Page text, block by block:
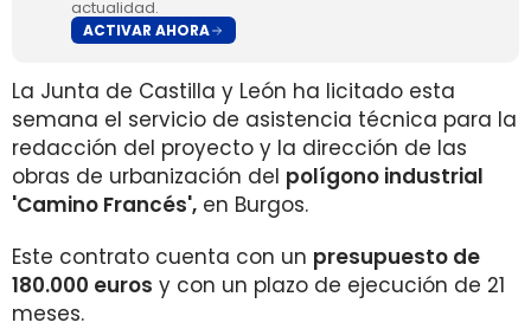
actualidad.
ACTIVAR AHORA
La Junta de Castilla y León ha licitado esta
semana el servicio de asistencia técnica para la
redacción del proyecto y la dirección de las
obras de urbanización del polígono industrial
'Camino Francés', en Burgos.
Este contrato cuenta con un presupuesto de
180.000 euros y con un plazo de ejecución de 21
meses.